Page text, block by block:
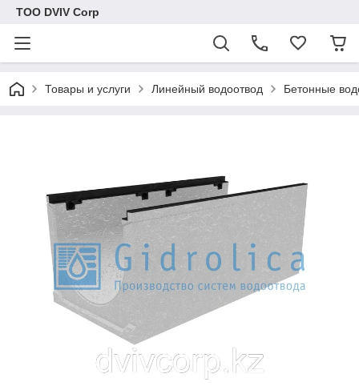
ТОО DVIV Corp
Товары и услуги Линейный водоотвод Бетонные